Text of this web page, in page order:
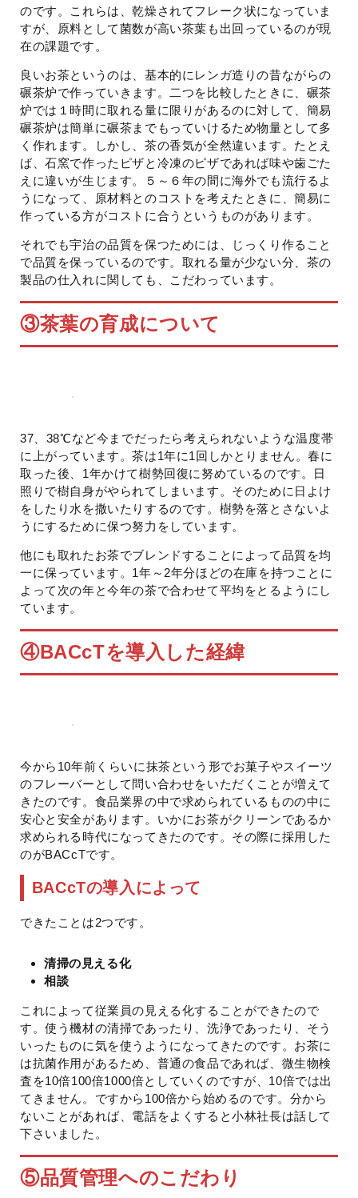
のです。これらは、乾燥されてフレーク状になっていま
すが、原料として菌数が高い茶葉も出回っているのが現
在の課題です。
良いお茶というのは、基本的にレンガ造りの昔ながらの
碾茶炉で作っていきます。二つを比較したときに、碾茶
炉では１時間に取れる量に限りがあるのに対して、簡易
碾茶炉は簡単に碾茶までもっていけるため物量として多
く作れます。しかし、茶の香気が全然違います。たとえ
ば、石窯で作ったピザと冷凍のピザであれば味や歯ごた
えに違いが生じます。５～６年の間に海外でも流行るよ
うになって、原材料とのコストを考えたときに、簡易に
作っている方がコストに合うというものがあります。
それでも宇治の品質を保つためには、じっくり作ること
で品質を保っているのです。取れる量が少ない分、茶の
製品の仕入れに関しても、こだわっています。
③茶葉の育成について
37、38℃など今までだったら考えられないような温度帯
に上がっています。茶は1年に1回しかとりません。春に
取った後、1年かけて樹勢回復に努めているのです。日
照りで樹自身がやられてしまいます。そのために日よけ
をしたり水を撒いたりするのです。樹勢を落とさないよ
うにするために保つ努力をしています。
他にも取れたお茶でブレンドすることによって品質を均
一に保っています。1年～2年分ほどの在庫を持つことに
よって次の年と今年の茶で合わせて平均をとるようにし
ています。
④BACcTを導入した経緯
今から10年前くらいに抹茶という形でお菓子やスイーツ
のフレーバーとして問い合わせをいただくことが増えて
きたのです。食品業界の中で求められているものの中に
安心と安全があります。いかにお茶がクリーンであるか
求められる時代になってきたのです。その際に採用した
のがBACcTです。
BACcTの導入によって
できたことは2つです。
清掃の見える化
相談
これによって従業員の見える化することができたので
す。使う機材の清掃であったり、洗浄であったり、そう
いったものに気を使うようになってきたのです。お茶に
は抗菌作用があるため、普通の食品であれば、微生物検
査を10倍100倍1000倍としていくのですが、10倍では出
てきません。ですから100倍から始めるのです。分から
ないことがあれば、電話をよくすると小林社長は話して
下さいました。
⑤品質管理へのこだわり